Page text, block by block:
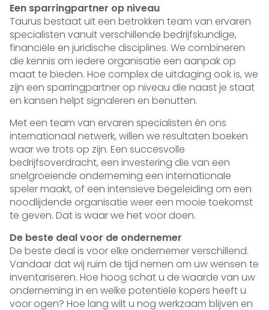
Een sparringpartner op niveau
Taurus bestaat uit een betrokken team van ervaren
specialisten vanuit verschillende bedrijfskundige,
financiële en juridische disciplines. We combineren
die kennis om iedere organisatie een aanpak op
maat te bieden. Hoe complex de uitdaging ook is, we
zijn een sparringpartner op niveau die naast je staat
en kansen helpt signaleren en benutten.
Met een team van ervaren specialisten én ons
internationaal netwerk, willen we resultaten boeken
waar we trots op zijn. Een succesvolle
bedrijfsoverdracht, een investering die van een
snelgroeiende onderneming een internationale
speler maakt, of een intensieve begeleiding om een
noodlijdende organisatie weer een mooie toekomst
te geven. Dat is waar we het voor doen.
De beste deal voor de ondernemer
De beste deal is voor elke ondernemer verschillend.
Vandaar dat wij ruim de tijd nemen om uw wensen te
inventariseren. Hoe hoog schat u de waarde van uw
onderneming in en welke potentiële kopers heeft u
voor ogen? Hoe lang wilt u nog werkzaam blijven en